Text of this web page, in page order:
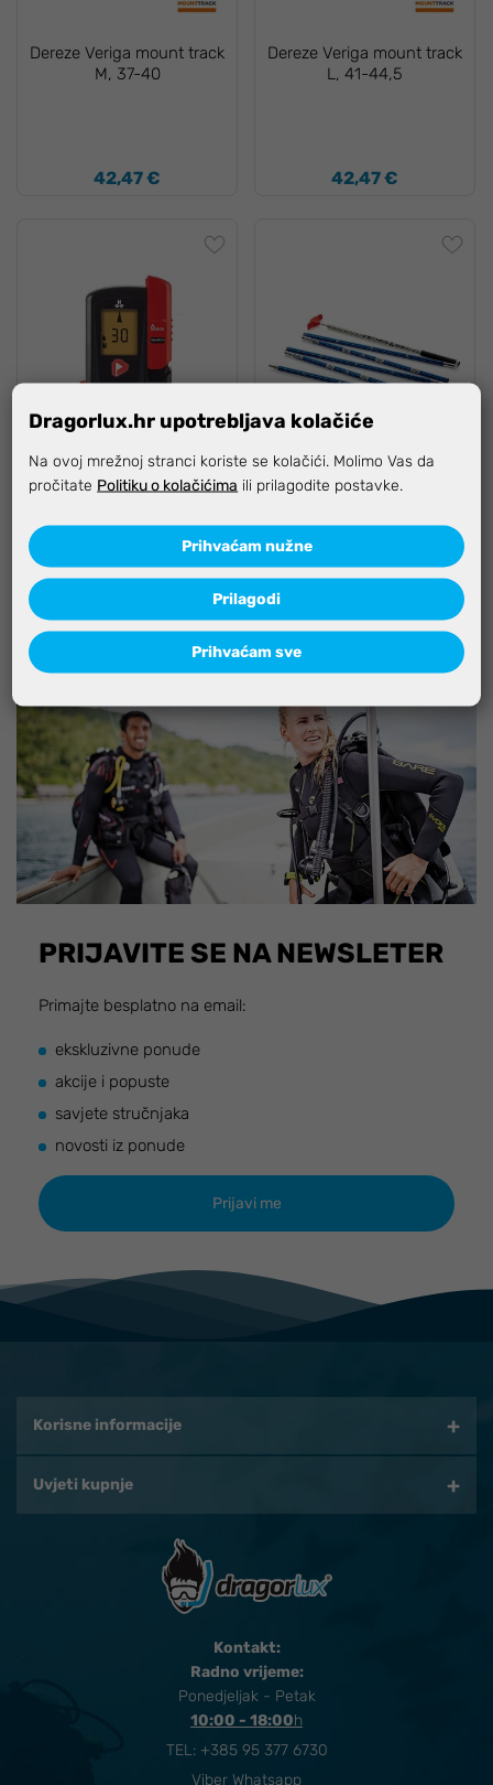
Dereze Veriga mount track
M, 37-40
42,47 €
Dereze Veriga mount track
L, 41-44,5
42,47 €
Arva Lavinski
Arva lavinska sonda Raid
PRIJAVITE SE NA NEWSLETER
Primajte besplatno na email:
ekskluzivne ponude
akcije i popuste
savjete stručnjaka
novosti iz ponude
Korisne informacije
Uvjeti kupnje
Kontakt:
Radno vrijeme:
Ponedjeljak - Petak
10:00 - 18:00​h
TEL: +385 95 377 6730
Viber Whatsapp
Dragorlux.hr upotrebljava kolačiće
Na ovoj mrežnoj stranci koriste se kolačići. Molimo Vas da
pročitate Politiku o kolačićima ili prilagodite postavke.
Prihvaćam nužne
Prilagodi
Prihvaćam sve